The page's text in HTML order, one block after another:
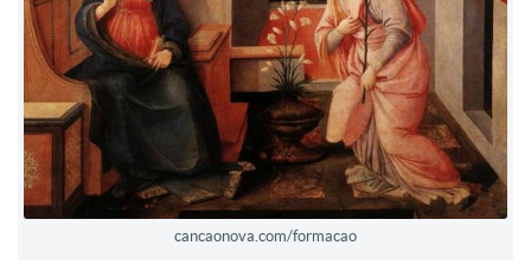
cancaonova.com/formacao